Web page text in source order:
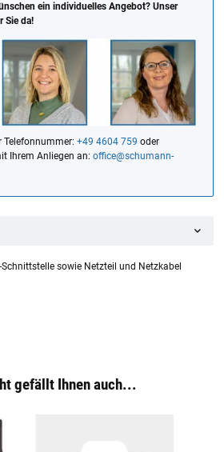
ein individuelles Angebot? Unser
Sie da!
Telefonnummer: +49 4604 759 oder
Ihrem Anliegen an: office@schumann-
Schnittstelle sowie Netzteil und Netzkabel
gefällt Ihnen auch...